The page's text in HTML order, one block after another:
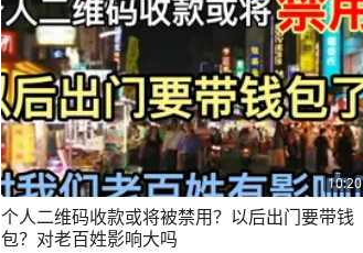
10:20
个人二维码收款或将被禁用？以后出门要带钱
包？对老百姓影响大吗